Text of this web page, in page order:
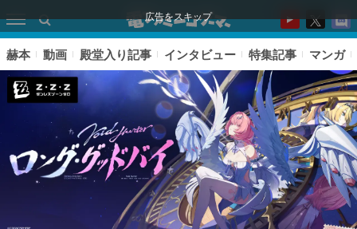
広告をスキップ
赫本 動画 殿堂入り記事 インタビュー 特集記事 マンガ